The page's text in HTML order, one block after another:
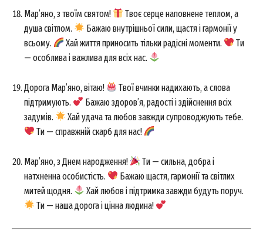
Мар’яно, з твоїм святом!
Твоє серце наповнене теплом, а
душа світлом.
Бажаю внутрішньої сили, щастя і гармонії у
всьому.
Хай життя приносить тільки радісні моменти.
Ти
— особлива і важлива для всіх нас.
Дорога Мар’яно, вітаю!
Твої вчинки надихають, а слова
підтримують.
Бажаю здоров’я, радості і здійснення всіх
задумів.
Хай удача та любов завжди супроводжують тебе.
Ти — справжній скарб для нас!
Мар’яно, з Днем народження!
Ти — сильна, добра і
натхненна особистість.
Бажаю щастя, гармонії та світлих
митей щодня.
Хай любов і підтримка завжди будуть поруч.
Ти — наша дорога і цінна людина!